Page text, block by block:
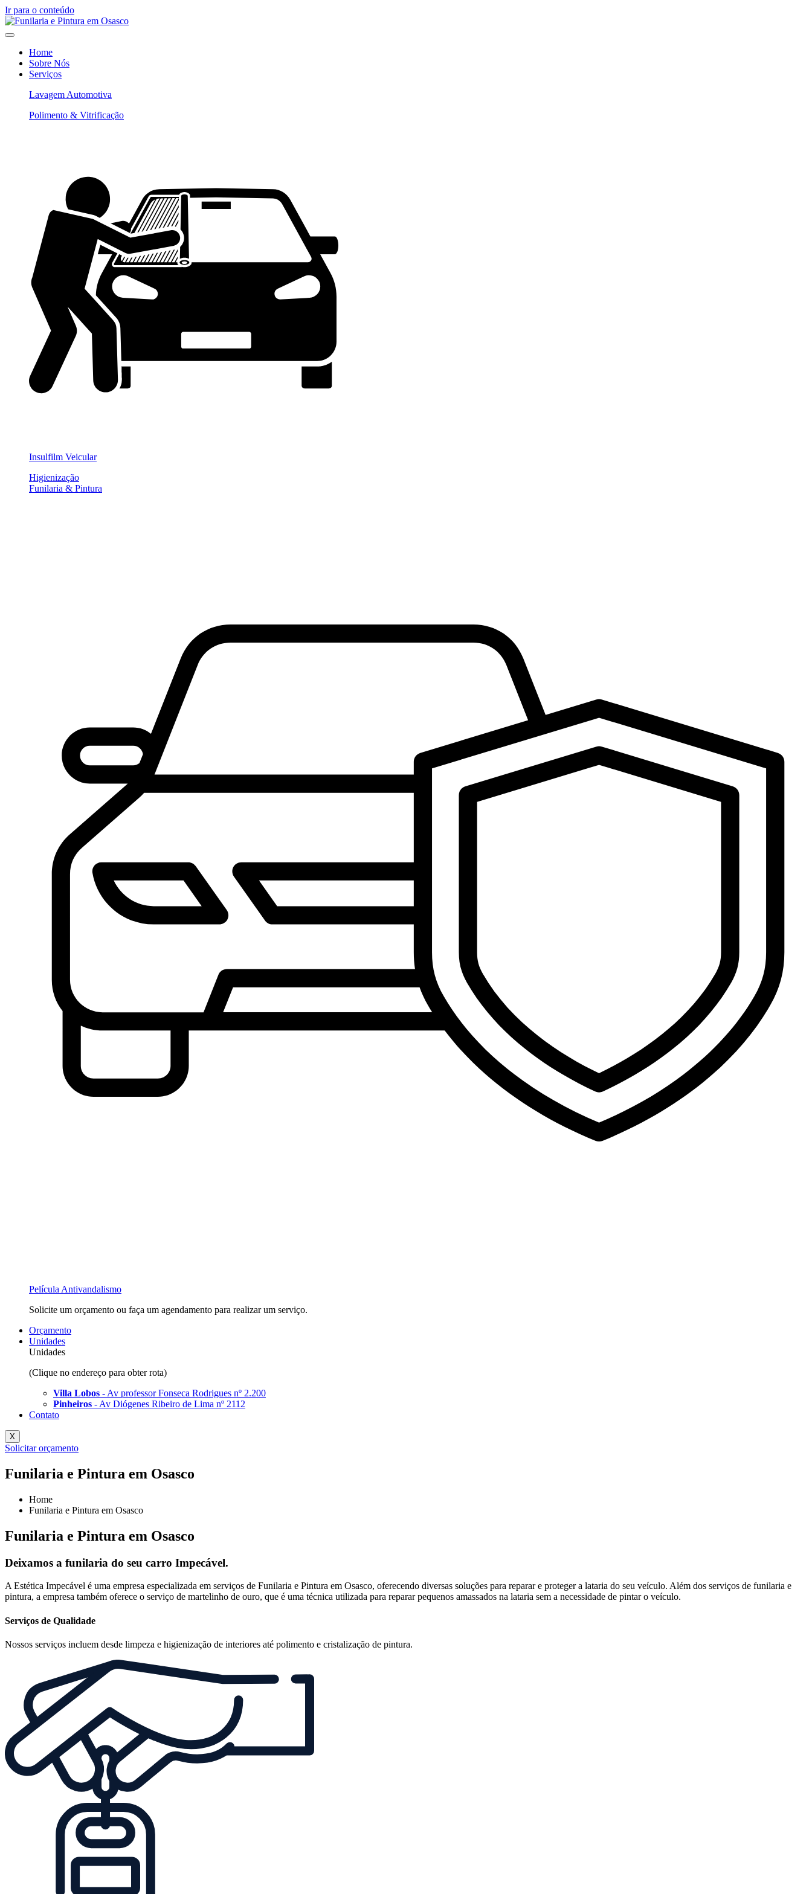
Ir para o conteúdo
Home
Sobre Nós
Serviços
Lavagem Automotiva
Polimento & Vitrificação
Insulfilm Veicular
Higienização
Funilaria & Pintura
Película Antivandalismo
Solicite um orçamento ou faça um agendamento para realizar um serviço.
Orçamento
Unidades
Unidades
(Clique no endereço para obter rota)
Villa Lobos - Av professor Fonseca Rodrigues nº 2.200
Pinheiros - Av Diógenes Ribeiro de Lima nº 2112
Contato
X
Solicitar orçamento
Funilaria e Pintura em Osasco
Home
Funilaria e Pintura em Osasco
Funilaria e Pintura em Osasco
Deixamos a funilaria do seu carro Impecável.
A Estética Impecável é uma empresa especializada em serviços de Funilaria e Pintura em Osasco, oferecendo diversas soluções para reparar e proteger a lataria do seu veículo. Além dos serviços de funilaria e
pintura, a empresa também oferece o serviço de martelinho de ouro, que é uma técnica utilizada para reparar pequenos amassados na lataria sem a necessidade de pintar o veículo.
Serviços de Qualidade
Nossos serviços incluem desde limpeza e higienização de interiores até polimento e cristalização de pintura.